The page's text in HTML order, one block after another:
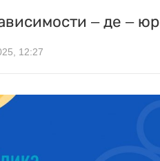
– де –
12:27